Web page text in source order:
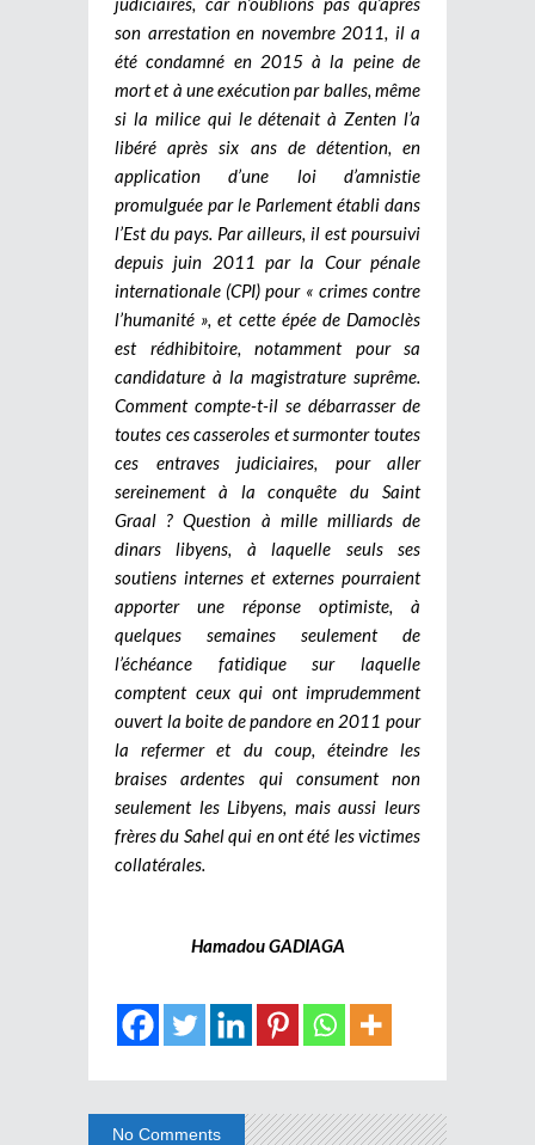
son arrestation en novembre 2011, il a
été condamné en 2015 à la peine de
mort et à une exécution par balles, même
si la milice qui le détenait à Zenten l’a
libéré après six ans de détention, en
application d’une loi d’amnistie
promulguée par le Parlement établi dans
l’Est du pays. Par ailleurs, il est poursuivi
depuis juin 2011 par la Cour pénale
internationale (CPI) pour « crimes contre
l’humanité », et cette épée de Damoclès
est rédhibitoire, notamment pour sa
candidature à la magistrature suprême.
Comment compte-t-il se débarrasser de
toutes ces casseroles et surmonter toutes
ces entraves judiciaires, pour aller
sereinement à la conquête du Saint
Graal ? Question à mille milliards de
dinars libyens, à laquelle seuls ses
soutiens internes et externes pourraient
apporter une réponse optimiste, à
quelques semaines seulement de
l’échéance fatidique sur laquelle
comptent ceux qui ont imprudemment
ouvert la boite de pandore en 2011 pour
la refermer et du coup, éteindre les
braises ardentes qui consument non
seulement les Libyens, mais aussi leurs
frères du Sahel qui en ont été les victimes
collatérales.
Hamadou GADIAGA
No Comments